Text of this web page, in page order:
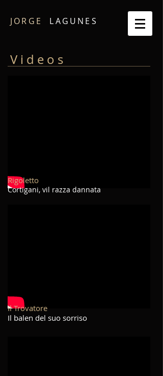
JORGE LAGUNES
V i d e o s
Rigoletto
Cortigani, vil razza dannata
Il Trovatore
Il balen del suo sorriso